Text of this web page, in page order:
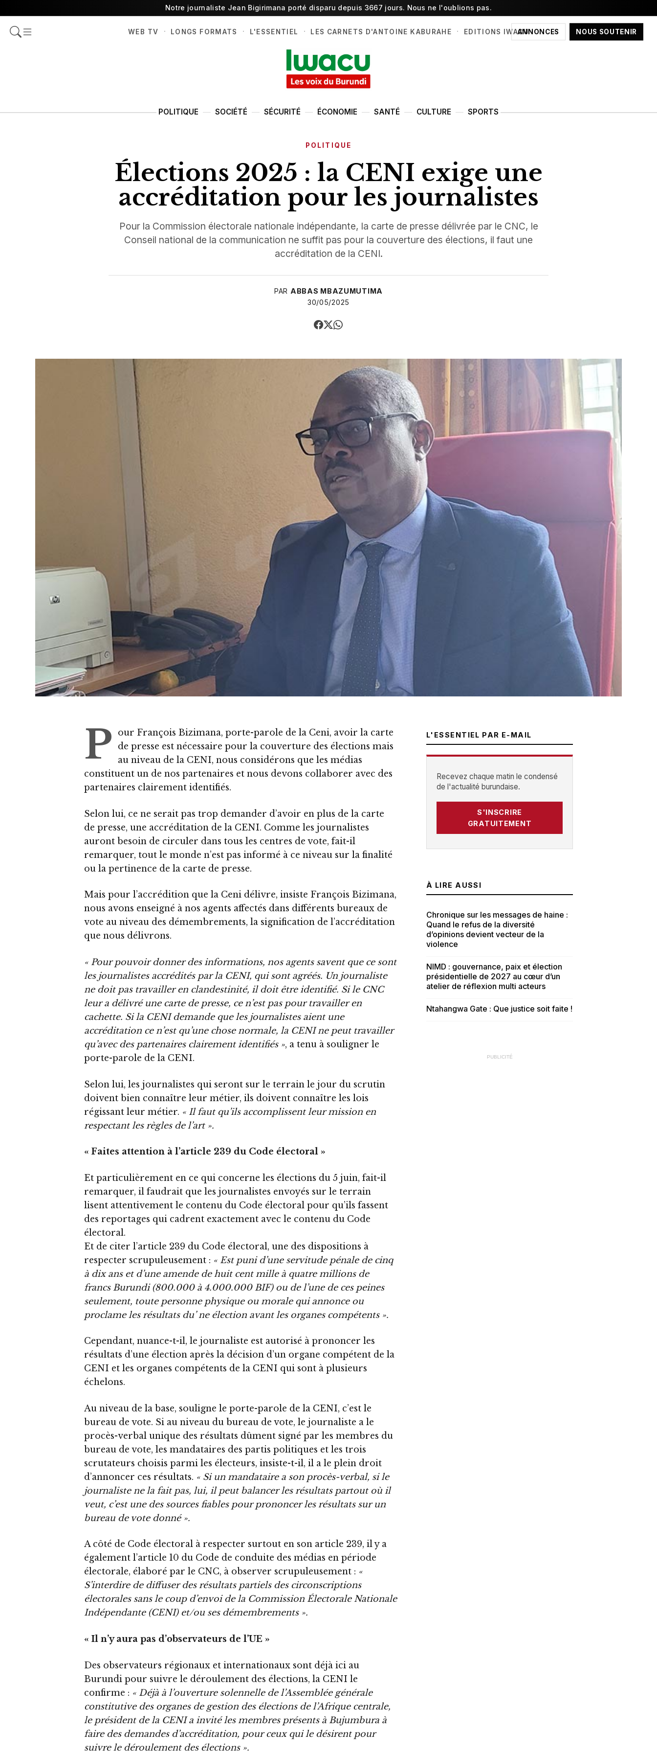
Notre journaliste Jean Bigirimana porté disparu depuis 3667 jours. Nous ne l'oublions pas.
ANNONCES NOUS SOUTENIR
WEB TV · LONGS FORMATS · L'ESSENTIEL · LES CARNETS D'ANTOINE KABURAHE · EDITIONS IWACU
POLITIQUE SOCIÉTÉ SÉCURITÉ ÉCONOMIE SANTÉ CULTURE SPORTS
POLITIQUE
Élections 2025 : la CENI exige une
accréditation pour les journalistes
Pour la Commission électorale nationale indépendante, la carte de presse délivrée par le CNC, le
Conseil national de la communication ne suffit pas pour la couverture des élections, il faut une
accréditation de la CENI.
PAR ABBAS MBAZUMUTIMA
30/05/2025
P
our François Bizimana, porte-parole de la Ceni, avoir la carte
de presse est nécessaire pour la couverture des élections mais
au niveau de la CENI, nous considérons que les médias
constituent un de nos partenaires et nous devons collaborer avec des
partenaires clairement identifiés.
Selon lui, ce ne serait pas trop demander d’avoir en plus de la carte
de presse, une accréditation de la CENI. Comme les journalistes
auront besoin de circuler dans tous les centres de vote, fait-il
remarquer, tout le monde n’est pas informé à ce niveau sur la finalité
ou la pertinence de la carte de presse.
Mais pour l’accrédition que la Ceni délivre, insiste François Bizimana,
nous avons enseigné à nos agents affectés dans différents bureaux de
vote au niveau des démembrements, la signification de l’accréditation
que nous délivrons.
« Pour pouvoir donner des informations, nos agents savent que ce sont
les journalistes accrédités par la CENI, qui sont agréés. Un journaliste
ne doit pas travailler en clandestinité, il doit être identifié. Si le CNC
leur a délivré une carte de presse, ce n’est pas pour travailler en
cachette. Si la CENI demande que les journalistes aient une
accréditation ce n’est qu’une chose normale, la CENI ne peut travailler
qu’avec des partenaires clairement identifiés », a tenu à souligner le
porte-parole de la CENI.
Selon lui, les journalistes qui seront sur le terrain le jour du scrutin
doivent bien connaître leur métier, ils doivent connaître les lois
régissant leur métier. « Il faut qu’ils accomplissent leur mission en
respectant les règles de l’art ».
« Faites attention à l’article 239 du Code électoral »
Et particulièrement en ce qui concerne les élections du 5 juin, fait-il
remarquer, il faudrait que les journalistes envoyés sur le terrain
lisent attentivement le contenu du Code électoral pour qu’ils fassent
des reportages qui cadrent exactement avec le contenu du Code
électoral.
Et de citer l’article 239 du Code électoral, une des dispositions à
respecter scrupuleusement : « Est puni d’une servitude pénale de cinq
à dix ans et d’une amende de huit cent mille à quatre millions de
francs Burundi (800.000 à 4.000.000 BIF) ou de l’une de ces peines
seulement, toute personne physique ou morale qui annonce ou
proclame les résultats du’ ne élection avant les organes compétents ».
Cependant, nuance-t-il, le journaliste est autorisé à prononcer les
résultats d’une élection après la décision d’un organe compétent de la
CENI et les organes compétents de la CENI qui sont à plusieurs
échelons.
Au niveau de la base, souligne le porte-parole de la CENI, c’est le
bureau de vote. Si au niveau du bureau de vote, le journaliste a le
procès-verbal unique des résultats dûment signé par les membres du
bureau de vote, les mandataires des partis politiques et les trois
scrutateurs choisis parmi les électeurs, insiste-t-il, il a le plein droit
d’annoncer ces résultats. « Si un mandataire a son procès-verbal, si le
journaliste ne la fait pas, lui, il peut balancer les résultats partout où il
veut, c’est une des sources fiables pour prononcer les résultats sur un
bureau de vote donné ».
A côté de Code électoral à respecter surtout en son article 239, il y a
également l’article 10 du Code de conduite des médias en période
électorale, élaboré par le CNC, à observer scrupuleusement : «
S’interdire de diffuser des résultats partiels des circonscriptions
électorales sans le coup d’envoi de la Commission Électorale Nationale
Indépendante (CENI) et/ou ses démembrements ».
« Il n’y aura pas d’observateurs de l’UE »
Des observateurs régionaux et internationaux sont déjà ici au
Burundi pour suivre le déroulement des élections, la CENI le
confirme : « Déjà à l’ouverture solennelle de l’Assemblée générale
constitutive des organes de gestion des élections de l’Afrique centrale,
le président de la CENI a invité les membres présents à Bujumbura à
faire des demandes d’accréditation, pour ceux qui le désirent pour
suivre le déroulement des élections ».
L'ESSENTIEL PAR E-MAIL
Recevez chaque matin le condensé
de l'actualité burundaise.
S'INSCRIRE
GRATUITEMENT
À LIRE AUSSI
Chronique sur les messages de haine :
Quand le refus de la diversité
d’opinions devient vecteur de la
violence
NIMD : gouvernance, paix et élection
présidentielle de 2027 au cœur d’un
atelier de réflexion multi acteurs
Ntahangwa Gate : Que justice soit faite !
PUBLICITÉ